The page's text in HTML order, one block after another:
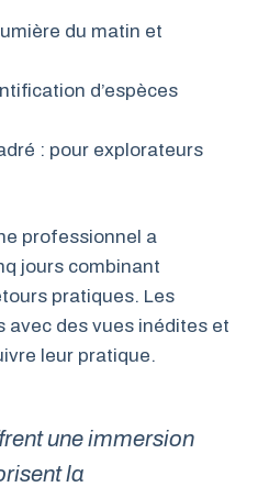
du matin et
d’espèces
: pour explorateurs
professionnel a
jours combinant
pratiques. Les
des vues inédites et
leur pratique.
une immersion
la